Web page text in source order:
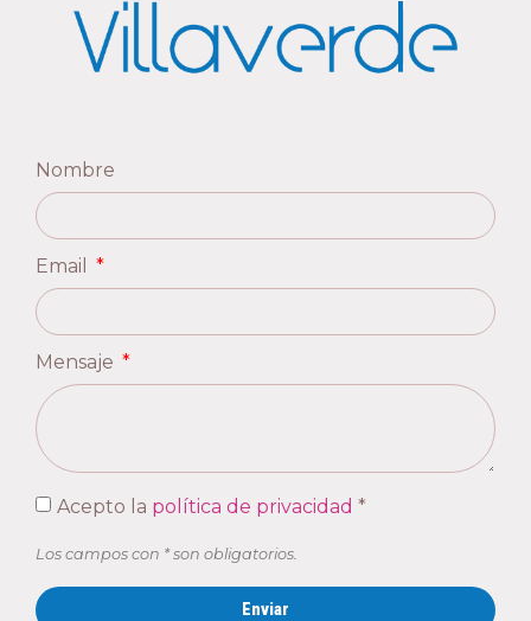
Nombre
Email
Mensaje
Acepto la política de privacidad *
Los campos con * son obligatorios.
Enviar